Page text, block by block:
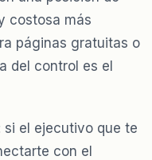
costosa más
páginas gratuitas o
del control es el
si el ejecutivo que te
con el